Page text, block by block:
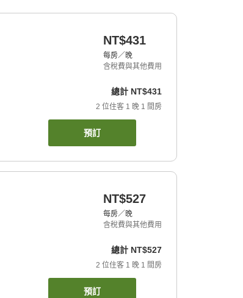
NT$431
每房／晚
含稅費與其他費用
總計 NT$431
2 位住客 1 晚 1 間房
預訂
NT$527
每房／晚
含稅費與其他費用
總計 NT$527
2 位住客 1 晚 1 間房
預訂